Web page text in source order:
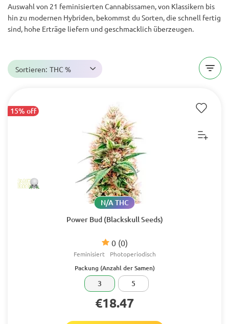
Auswahl von 21 feminisierten Cannabissamen, von Klassikern bis
hin zu modernen Hybriden, bekommst du Sorten, die schnell fertig
sind, hohe Erträge liefern und geschmacklich überzeugen.
Sortieren: THC %
15% off
Power Bud (Blackskull Seeds)
0 (0)
N/A THC
Feminisiert Photoperiodisch
Packung (Anzahl der Samen)
3 5
€18.47